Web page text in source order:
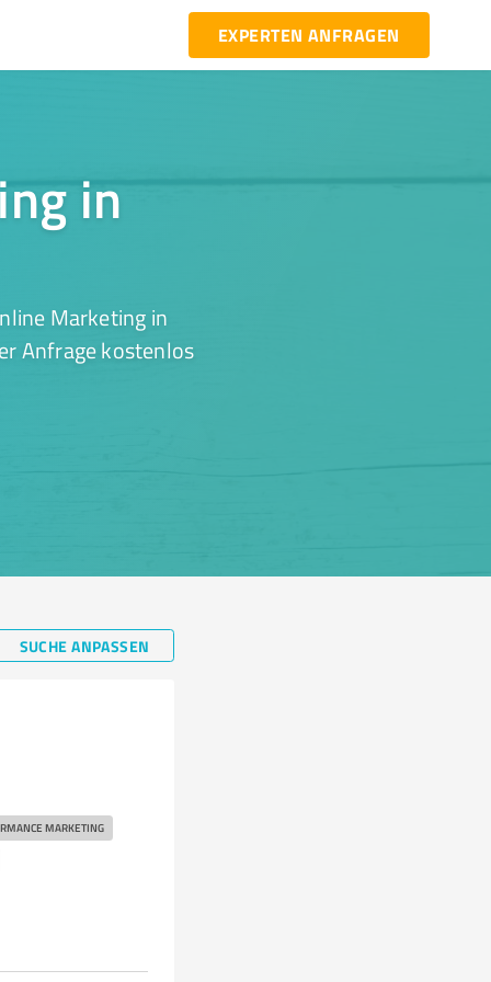
EXPERTEN ANFRAGEN
in
Marketing in
Anfrage kostenlos
SUCHE ANPASSEN
MARKETING